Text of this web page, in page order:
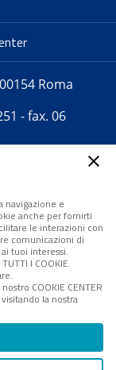
Roma
- fax. 06
iscritta
di Roma -
resp. Michela
e
- FPA s.r.l.
management
- R.E.A. Roma
navigazione e
anche per fornirti
le interazioni con
comunicazioni di
tuoi interessi.
I COOKIE.
COOKIE CENTER
la nostra